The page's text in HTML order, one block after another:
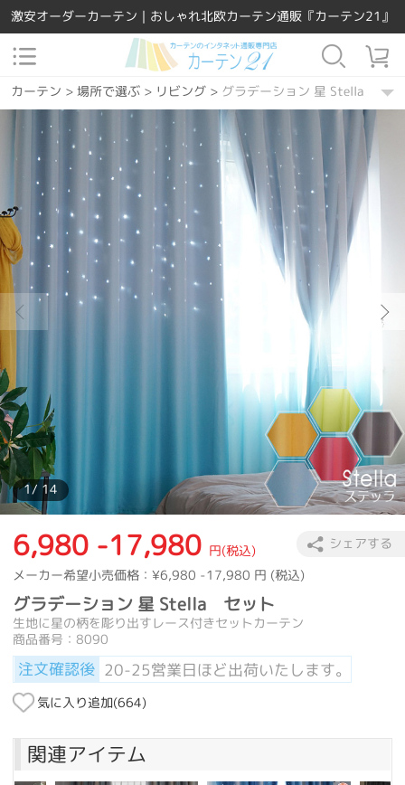
激安オーダーカーテン｜おしゃれ北欧カーテン通販『カーテン21』
カーテン > 場所で選ぶ> リビング> グラデーション 星 Stella セッ
カーテン>場所で選ぶ>寝室>グラデーション 星 Stella セット
カーテン
機能別> 遮光特集 > グラデーション 星 Stella セット
カーテン
機能別 2級遮光 >グラデーション 星 Stella セット
カーテン
> 機能別 >ウォッシャブル>
グラデーション 星 Stella セ
カーテン > グリーン >グラデーション 星 Stella セット
カーテン
> カラー ブルー
グラデーション 星 Stella セット
カーテン
> カラー > グレー
グラデーション 星 Stella セット
カーテン
> カーテンの種類> レース付きセット> グラデーション
カーテン
> 場所で選ぶ >子供部屋 >グラデーション 星 Stella セッ
カーテン
グラデーション 星 Stella セット
グラデーション 星 Stella セット
カーテン
北欧風
グラデーション 星 Stella
カーテン
>グラデーション 星 Stella セ
カーテン
キュート >グラデーション 星
カーテン
グラデーション 星 Stella セット
カーテン
グラデーション 星 Stella セット
カーテン > ポリエステル>グラデーション 星 Stella セット
カーテン>人気特集>人気商品SALE>グラデーション 星 Stella
カーテン>人気特集 > おすすめ商品 グラデーション 星 Stella セ
1/ 14
6,980 -17,980 円(税込)
メーカー希望小売価格：¥6,980 -17,980 円 (税込)
グラデーション 星 Stella セット
生地に星の柄を彫り出すレース付きセットカーテン
商品番号：8090
注文確認後 20-25営業日ほど出荷いたします。
気に入り追加(664)
シェアする
関連アイテム